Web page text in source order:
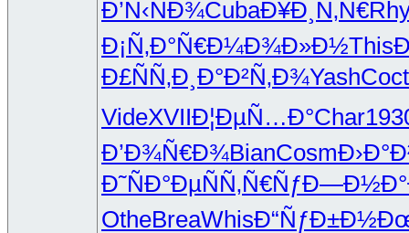
Ð’Ñ‹ÑÐ¾CubaÐ¥Ð¸Ñ‚Ñ€
Ð¡Ñ‚Ð°Ñ€Ð¼Ð¾Ð»Ð½This
Ð£ÑÑ‚Ð¸ Ð°Ð²Ñ‚Ð¾YashCoct
VideXVIIÐ¦ÐµÑ…Ð°Char
Ð’Ð¾Ñ€Ð¾BianCosm
Ð˜ÑÐ°ÐµÑÑ‚Ñ€Ñƒ
OtheBreaWhisÐ“ÑƒÐ±Ð½